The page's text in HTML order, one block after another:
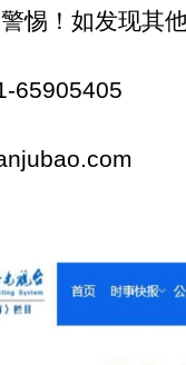
惕！如发现其
65905405